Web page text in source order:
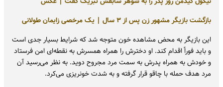
بازگشت بازیگر مشهور زن پس از ۳ سال | یک مرخصی زایمان طولانی
این بازیگر به محض مشاهده خون متوجه شد که شرایط بسیار جدی است
و باید فوراً اقدام کند. او دخترش را همراه همسرش به نقطه‌ای امن فرستاد
و خودش به همراه پدرش به سمت مرد مجروح دوید. به نظر می‌رسید آن
مرد هدف حمله با چاقو قرار گرفته و به شدت خونریزی می‌کرد.